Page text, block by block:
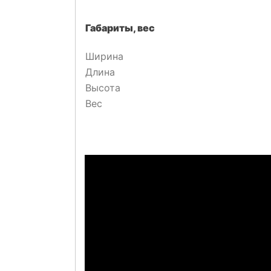
Габариты, вес
Ширина
Длина
Высота
Вес